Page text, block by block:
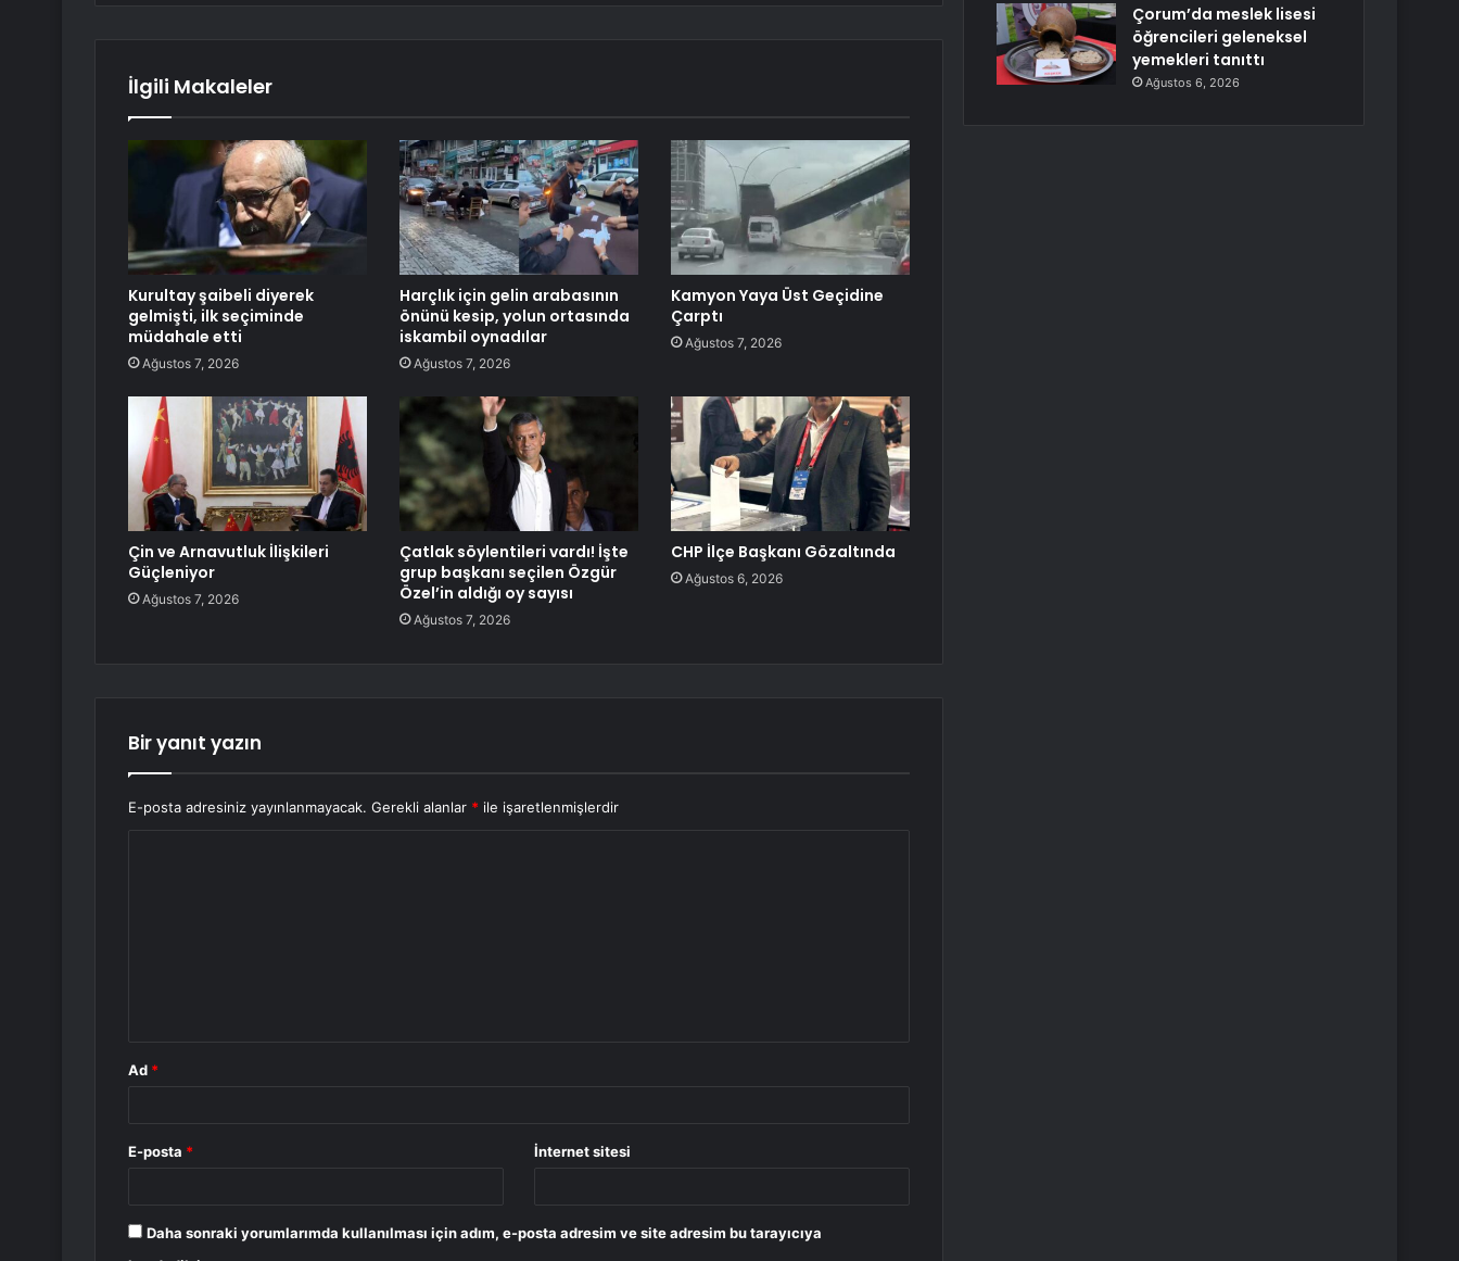
İlgili Makaleler
Kurultay şaibeli diyerek
gelmişti, ilk seçiminde
müdahale etti
Ağustos 7, 2026
Harçlık için gelin arabasının
önünü kesip, yolun ortasında
iskambil oynadılar
Ağustos 7, 2026
Kamyon Yaya Üst Geçidine
Çarptı
Ağustos 7, 2026
Çin ve Arnavutluk İlişkileri
Güçleniyor
Ağustos 7, 2026
Çatlak söylentileri vardı! İşte
grup başkanı seçilen Özgür
Özel’in aldığı oy sayısı
Ağustos 7, 2026
CHP İlçe Başkanı Gözaltında
Ağustos 6, 2026
Bir yanıt yazın
E-posta adresiniz yayınlanmayacak. Gerekli alanlar * ile işaretlenmişlerdir
Ad *
E-posta * İnternet sitesi
Daha sonraki yorumlarımda kullanılması için adım, e-posta adresim ve site adresim bu tarayıcıya
Çorum’da meslek lisesi
öğrencileri geleneksel
yemekleri tanıttı
Ağustos 6, 2026